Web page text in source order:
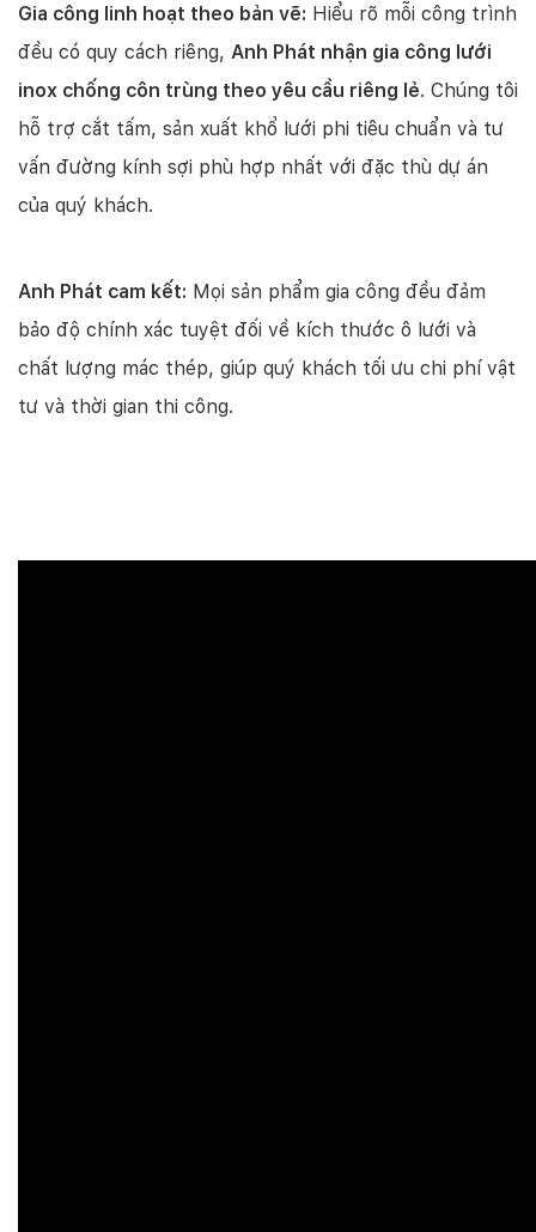
Gia công linh hoạt theo bản vẽ: Hiểu rõ mỗi công trình
đều có quy cách riêng, Anh Phát nhận gia công lưới
inox chống côn trùng theo yêu cầu riêng lẻ. Chúng tôi
hỗ trợ cắt tấm, sản xuất khổ lưới phi tiêu chuẩn và tư
vấn đường kính sợi phù hợp nhất với đặc thù dự án
của quý khách.
Anh Phát cam kết: Mọi sản phẩm gia công đều đảm
bảo độ chính xác tuyệt đối về kích thước ô lưới và
chất lượng mác thép, giúp quý khách tối ưu chi phí vật
tư và thời gian thi công.